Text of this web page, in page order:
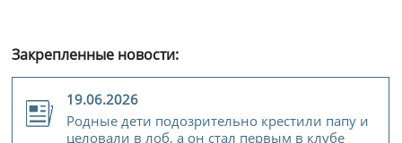
Закрепленные новости:
19.06.2026
Родные дети подозрительно крестили папу и
целовали в лоб, а он стал первым в клубе